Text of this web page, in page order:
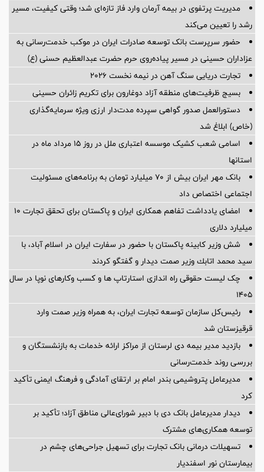
مدیریت پرتفوی در بیمه آرمان وارد فاز تازه‌ای شد؛ وقتی کیفیت، مسیر
رشد را تعیین می‌کند
حضور سرپرست بانک توسعه صادرات ایران در موکب خدمت‌رسانی به
عزاداران حسینی در مسیر پیاده‌روی حرم حضرت عبدالعظیم حسنی (ع)
تجارت دریایی سنگ آهن در نیمه نخست ۲۰۲۶
بسیج ظرفیت‌های منطقه آزاد دوغارون برای تکریم زائران حسینی
دستورالعمل صدور گواهی سپرده مدت‌دار ارزی ویژه سرمایه‌گذاری
(خاص) ابلاغ شد
اسامی شعب کشیک موسسه اعتباری ملل در روز 15 مرداد ماه در
استانها
بانک مهر ایران بیش از ۷۰ میلیارد تومان به برنامه‌های مسئولیت
اجتماعی اختصاص داد
امضای یادداشت تفاهم همکاری ایران و پاکستان برای تحقق تجارت ۱۰
میلیارد دلاری
شش وزیر کابینه پاکستان با حضور در سفارت ایران در اسلام آباد، با
سيد محمد اتابك وزير صمت ديدار و گفتگو كردند
چک لیست حقوقی راه اندازی استارتاپ ها و کسب وکارهای نوپا در سال
۱۴۰۵
رئیس‌کل سازمان توسعه تجارت ایران، به همراه وزیر صمت وارد
قرقیزستان شد
بازدید مدیر بیمه دی لرستان از مراکز ارائه خدمات به بازنشستگان و
بررسی روند خدمت‌رسانی
مدیرعامل پتروشیمی بندر امام بر ارتقای آمادگی و فرهنگ ایمنی تأکید
کرد
دیدار مدیرعامل بانک دی با دبیر شورای‌عالی مناطق آزاد؛ تأکید بر
توسعه همکاری‌های مشترک
تسهیلات درمانی بانک تجارت برای تسهیل جراحی‌های چشم در
بیمارستان نور اسفندیار